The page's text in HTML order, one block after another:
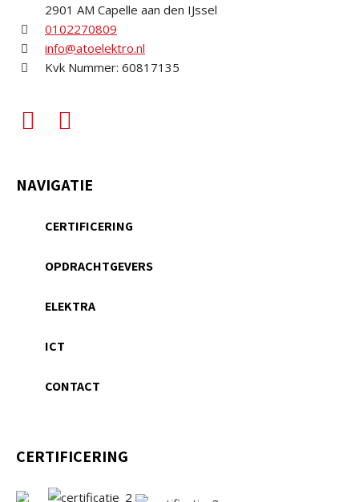
2901 AM Capelle aan den IJssel
0102270809
info@atoelektro.nl
Kvk Nummer: 60817135
NAVIGATIE
CERTIFICERING
OPDRACHTGEVERS
ELEKTRA
ICT
CONTACT
CERTIFICERING